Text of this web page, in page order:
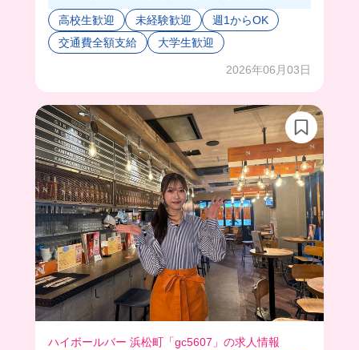
❤️
優しいし細かい所まで気遣いしてくれて普段から
スタッフさんへの気遣いもちゃんとされてるんだ
高校生歓迎 未経験歓迎
週1からOK
交通費全額支給
大学生歓迎
2026年06月03日
ハイボールバー 浜松町「gc5607」の求人情報